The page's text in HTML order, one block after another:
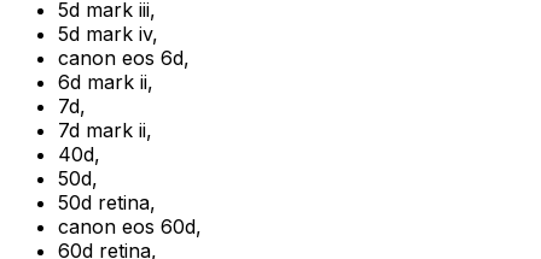
5d mark iii,
5d mark iv,
canon eos 6d,
6d mark ii,
7d,
7d mark ii,
40d,
50d,
50d retina,
canon eos 60d,
60d retina,